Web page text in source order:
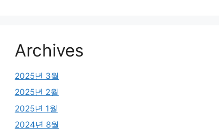
Archives
2025년 3월
2025년 2월
2025년 1월
2024년 8월